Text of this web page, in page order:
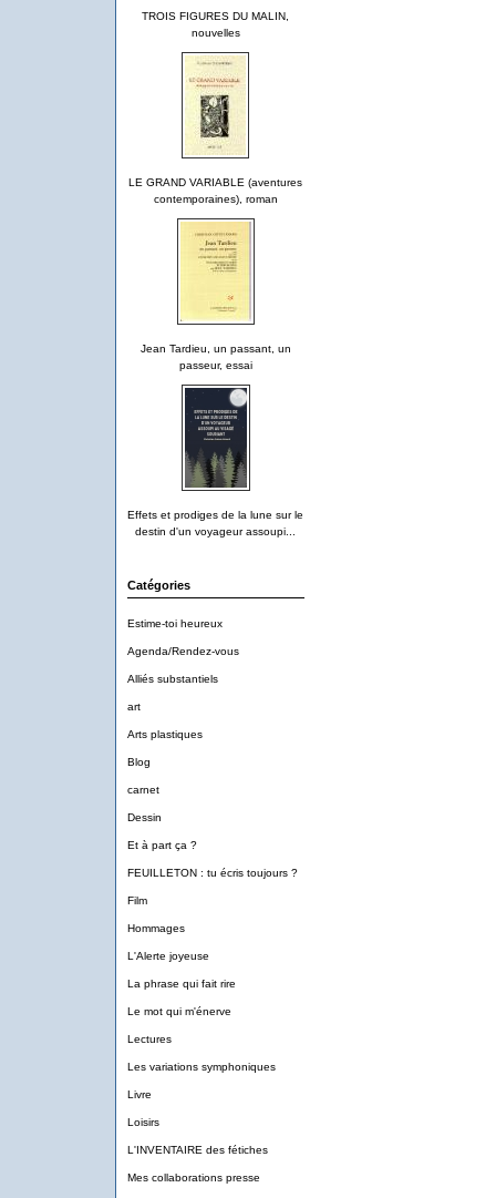
TROIS FIGURES DU MALIN,
nouvelles
LE GRAND VARIABLE (aventures
contemporaines), roman
Jean Tardieu, un passant, un
passeur, essai
Effets et prodiges de la lune sur le
destin d'un voyageur assoupi...
Catégories
Estime-toi heureux
Agenda/Rendez-vous
Alliés substantiels
art
Arts plastiques
Blog
carnet
Dessin
Et à part ça ?
FEUILLETON : tu écris toujours ?
Film
Hommages
L'Alerte joyeuse
La phrase qui fait rire
Le mot qui m'énerve
Lectures
Les variations symphoniques
Livre
Loisirs
L'INVENTAIRE des fétiches
Mes collaborations presse